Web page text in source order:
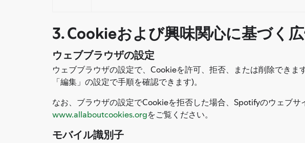
3. Cookieおよび興味関心に基づく
ウェブブラウザの設定
ウェブブラウザの設定で、Cookieを許可、拒否、または削除でき
「編集」の設定で手順を確認できます)。
なお、ブラウザの設定でCookieを拒否した場合、Spotifyのウェブ
www.allaboutcookies.orgをご覧ください。
モバイル識別子